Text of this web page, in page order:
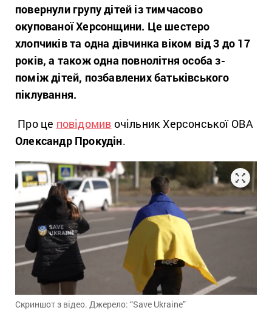
повернули групу дітей із тимчасово
окупованої Херсонщини. Це шестеро
хлопчиків та одна дівчинка віком від 3 до 17
років, а також одна повнолітня особа з-
поміж дітей, позбавлених батьківського
піклування.
Про це повідомив очільник Херсонської ОВА
Олександр Прокудін.
Скриншот з відео. Джерело: “Save Ukraine”